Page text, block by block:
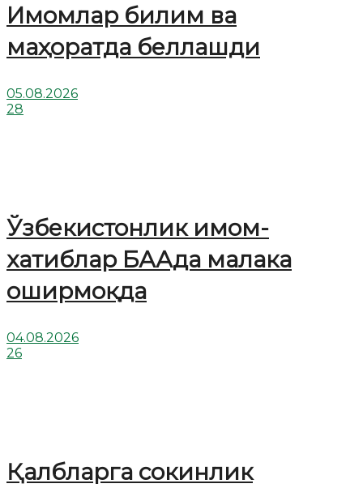
Имомлар билим ва
маҳоратда беллашди
05.08.2026
28
Ўзбекистонлик имом-
хатиблар БААда малака
оширмоқда
04.08.2026
26
Қалбларга сокинлик